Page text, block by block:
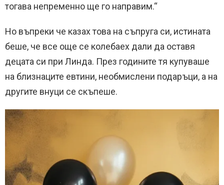
тогава непременно ще го направим.“
Но въпреки че казах това на съпруга си, истината
беше, че все още се колебаех дали да оставя
децата си при Линда. През годините тя купуваше
на близнаците евтини, необмислени подаръци, а на
другите внуци се скъпеше.